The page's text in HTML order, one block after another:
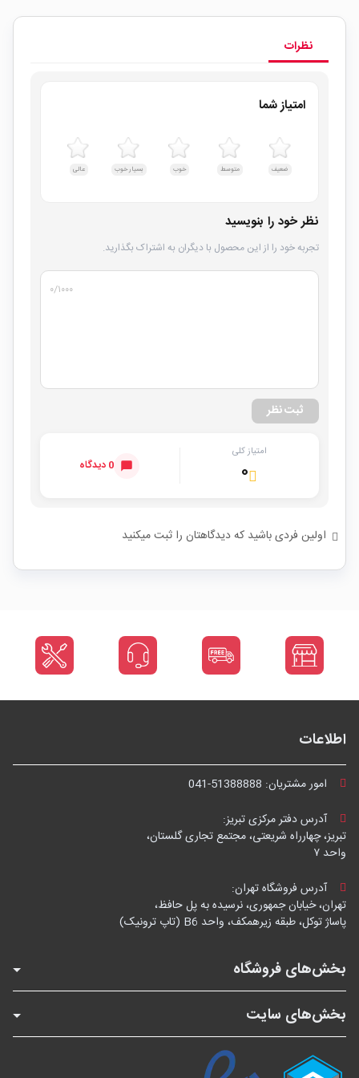
نظرات
امتیاز شما
ضعیف متوسط خوب بسیار خوب عالی
نظر خود را بنویسید
تجربه خود را از این محصول با دیگران به اشتراک بگذارید.
۰/۱۰۰۰
ثبت نظر
امتیاز کلی
۰ 0 دیدگاه
اولین فردی باشید که دیدگاهتان را ثبت میکنید
اطلاعات
امور مشتریان: 041-51388888
آدرس دفتر مرکزی تبریز:
تبریز، چهارراه شریعتی، مجتمع تجاری گلستان،
واحد ۷
آدرس فروشگاه تهران:
تهران، خیابان جمهوری، نرسیده به پل حافظ،
پاساژ توکل، طبقه زیرهمکف، واحد B6 (تاپ ترونیک)
بخش‌های فروشگاه
بخش‌های سایت